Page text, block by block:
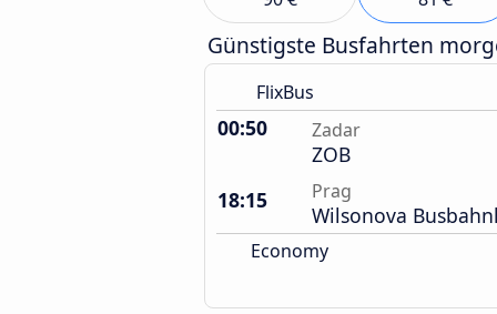
Günstigste Busfahrten
FlixBus
00:50 Zadar
ZOB
18:15
Prag
Wilsonova
Economy